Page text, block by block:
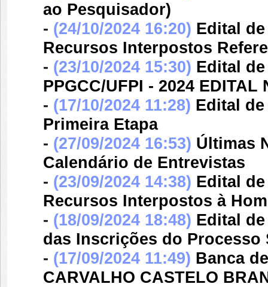
ao Pesquisador)
- (24/10/2024 16:20) Edital de
Recursos Interpostos
- (23/10/2024 15:30) Edital
PPGCC/UFPI - 2024 EDITAL
- (17/10/2024 11:28) Edital de
Primeira Etapa
- (27/09/2024 16:53) Últimas
Calendário de Entrevistas
- (23/09/2024 14:38) Edital de
Recursos Interpostos à
- (18/09/2024 18:48) Edital de
das Inscrições do Processo
- (17/09/2024 11:49) Banca
CARVALHO CASTELO